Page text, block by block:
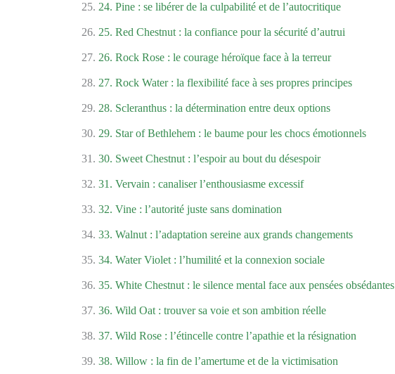
24. Pine : se libérer de la culpabilité et de l’autocritique
25. Red Chestnut : la confiance pour la sécurité d’autrui
26. Rock Rose : le courage héroïque face à la terreur
27. Rock Water : la flexibilité face à ses propres principes
28. Scleranthus : la détermination entre deux options
29. Star of Bethlehem : le baume pour les chocs émotionnels
30. Sweet Chestnut : l’espoir au bout du désespoir
31. Vervain : canaliser l’enthousiasme excessif
32. Vine : l’autorité juste sans domination
33. Walnut : l’adaptation sereine aux grands changements
34. Water Violet : l’humilité et la connexion sociale
35. White Chestnut : le silence mental face aux pensées obsédantes
36. Wild Oat : trouver sa voie et son ambition réelle
37. Wild Rose : l’étincelle contre l’apathie et la résignation
38. Willow : la fin de l’amertume et de la victimisation